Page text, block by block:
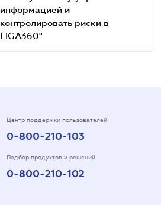
информацией и
контролировать риски в
LIGA360"
Центр поддержки пользователей
0-800-210-103
Подбор продуктов и решений
0-800-210-102